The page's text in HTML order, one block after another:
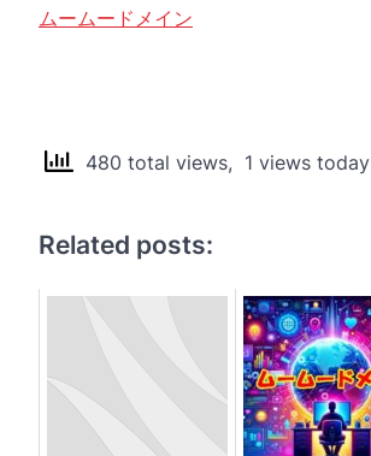
ムームードメイン
480 total views, 1 views today
Related posts: